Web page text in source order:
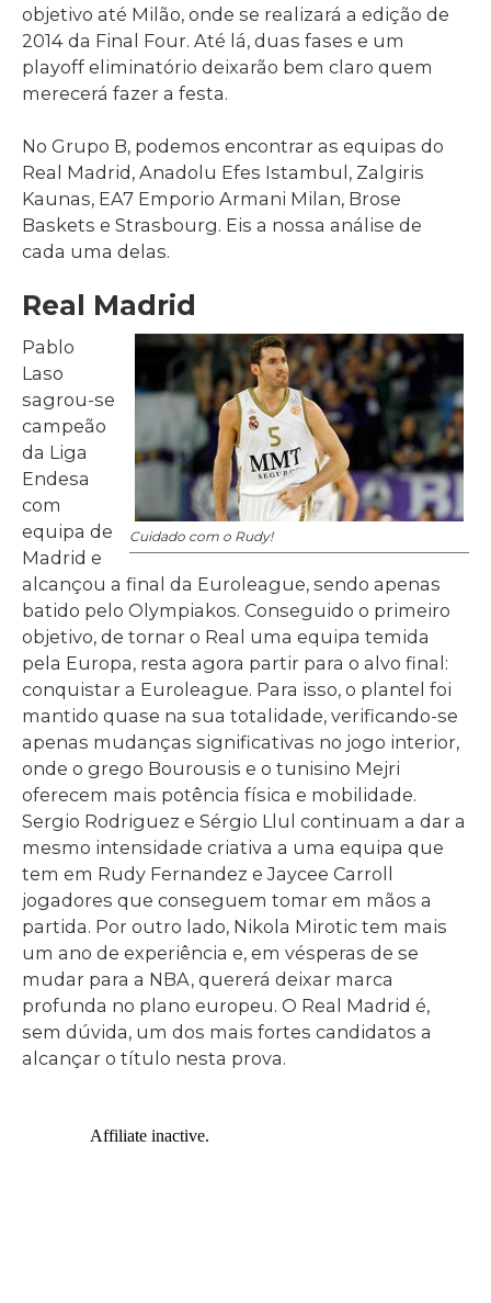
objetivo até Milão, onde se realizará a edição de
2014 da Final Four. Até lá, duas fases e um
playoff eliminatório deixarão bem claro quem
merecerá fazer a festa.
No Grupo B, podemos encontrar as equipas do
Real Madrid, Anadolu Efes Istambul, Zalgiris
Kaunas, EA7 Emporio Armani Milan, Brose
Baskets e Strasbourg. Eis a nossa análise de
cada uma delas.
Real Madrid
Cuidado com o Rudy!
Pablo
Laso
sagrou-se
campeão
da Liga
Endesa
com
equipa de
Madrid e
alcançou a final da Euroleague, sendo apenas
batido pelo Olympiakos. Conseguido o primeiro
objetivo, de tornar o Real uma equipa temida
pela Europa, resta agora partir para o alvo final:
conquistar a Euroleague. Para isso, o plantel foi
mantido quase na sua totalidade, verificando-se
apenas mudanças significativas no jogo interior,
onde o grego Bourousis e o tunisino Mejri
oferecem mais potência física e mobilidade.
Sergio Rodriguez e Sérgio Llul continuam a dar a
mesmo intensidade criativa a uma equipa que
tem em Rudy Fernandez e Jaycee Carroll
jogadores que conseguem tomar em mãos a
partida. Por outro lado, Nikola Mirotic tem mais
um ano de experiência e, em vésperas de se
mudar para a NBA, quererá deixar marca
profunda no plano europeu. O Real Madrid é,
sem dúvida, um dos mais fortes candidatos a
alcançar o título nesta prova.